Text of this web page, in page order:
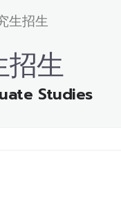
生招生
招生
Studies